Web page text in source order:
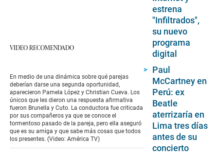
VIDEO RECOMENDADO
En medio de una dinámica sobre qué parejas
deberían darse una segunda oportunidad,
aparecieron Pamela López y Christian Cueva. Los
únicos que les dieron una respuesta afirmativa
fueron Brunella y Cuto. La conductora fue criticada
por sus compañeros ya que se conoce el
tormentoso pasado de la pareja, pero ella aseguró
que es su amiga y que sabe más cosas que todos
los presentes. (Video: América TV)
estrena
"Infiltrados",
su nuevo
programa
digital
Paul
McCartney en
Perú: ex
Beatle
aterrizaría en
Lima tres días
antes de su
concierto